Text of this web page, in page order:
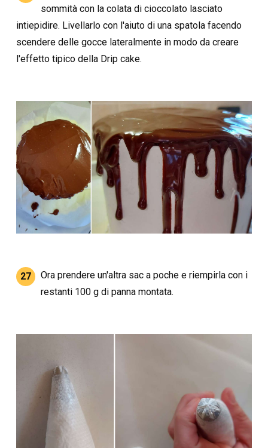
sommità con la colata di cioccolato lasciato
intiepidire. Livellarlo con l'aiuto di una spatola facendo
scendere delle gocce lateralmente in modo da creare
l'effetto tipico della Drip cake.
27
Ora prendere un'altra sac a poche e riempirla con i
restanti 100 g di panna montata.